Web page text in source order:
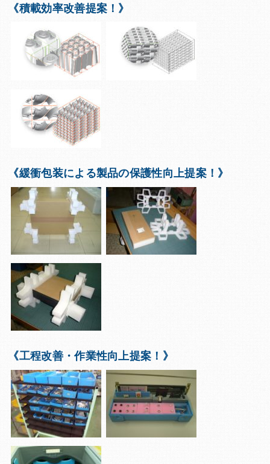
《積載効率改善提案！》
《緩衝包装による製品の保護性向上提案！》
《工程改善・作業性向上提案！》